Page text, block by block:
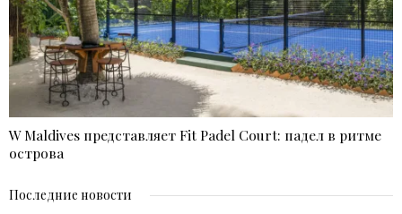
W Maldives представляет Fit Padel Court: падел в ритме
острова
Последние новости